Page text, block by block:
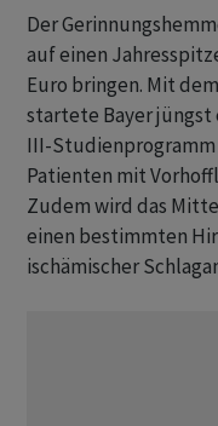
Der
auf einen
Euro bringen. Mit
startete Bayer jüngst
III-
Patienten mit
Zudem wird das
einen bestimmten
ischämischer